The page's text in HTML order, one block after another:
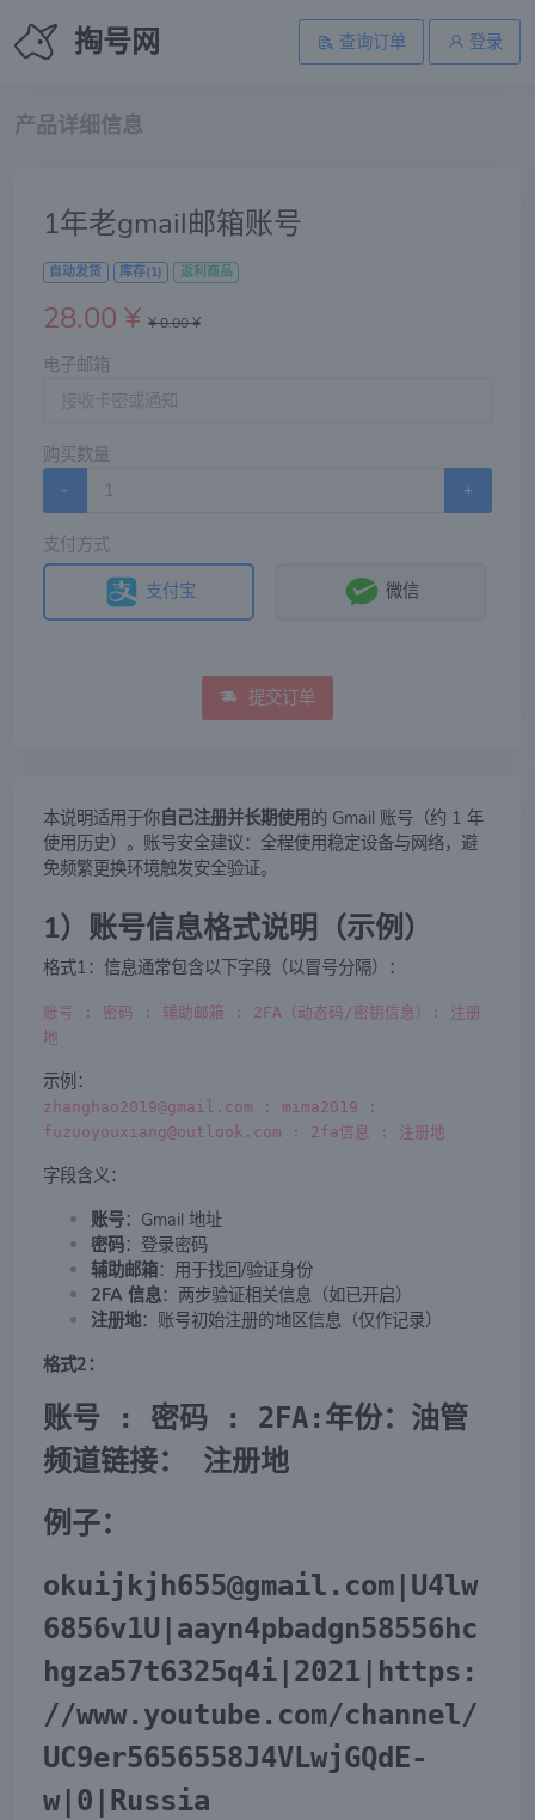
掏号网 查询订单 登录
产品详细信息
1年老gmail邮箱账号
自动发货 库存(1) 返利商品
28.00 ¥ ¥ 0.00 ¥
电子邮箱
购买数量
-
+
支付方式
支付宝
微信
提交订单
本说明适用于你自己注册并长期使用的 Gmail 账号（约 1 年
使用历史）。账号安全建议：全程使用稳定设备与网络，避
免频繁更换环境触发安全验证。
1）账号信息格式说明（示例）
格式1：信息通常包含以下字段（以冒号分隔）：
账号 : 密码 : 辅助邮箱 : 2FA（动态码/密钥信息）: 注册
地
示例：
zhanghao2019@gmail.com : mima2019 :
fuzuoyouxiang@outlook.com : 2fa信息 : 注册地
字段含义：
账号：Gmail 地址
密码：登录密码
辅助邮箱：用于找回/验证身份
2FA 信息：两步验证相关信息（如已开启）
注册地：账号初始注册的地区信息（仅作记录）
格式2：
账号 : 密码 : 2FA:年份：油管
频道链接： 注册地
例子：
okuijkjh655@gmail.com|U4lw
6856v1U|aayn4pbadgn58556hc
hgza57t6325q4i|2021|https:
//www.youtube.com/channel/
UC9er5656558J4VLwjGQdE-
w|0|Russia